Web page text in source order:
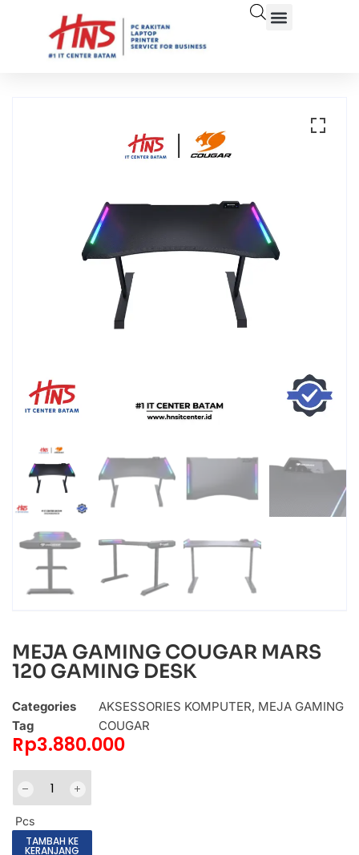
MEJA GAMING COUGAR MARS
120 GAMING DESK
Categories AKSESSORIES KOMPUTER, MEJA GAMING
Tag
COUGAR
Rp3.880.000
Pcs
TAMBAH KE
KERANJANG